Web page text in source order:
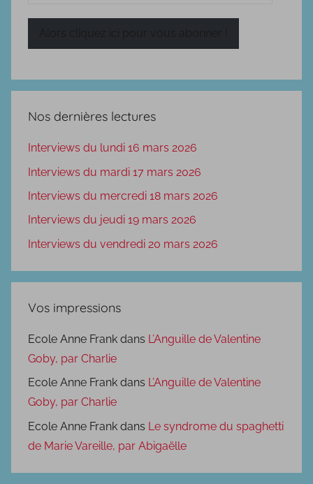
Nos dernières lectures
Interviews du lundi 16 mars 2026
Interviews du mardi 17 mars 2026
Interviews du mercredi 18 mars 2026
Interviews du jeudi 19 mars 2026
Interviews du vendredi 20 mars 2026
Vos impressions
Ecole Anne Frank dans L’Anguille de Valentine
Goby, par Charlie
Ecole Anne Frank dans L’Anguille de Valentine
Goby, par Charlie
Ecole Anne Frank dans Le syndrome du spaghetti
de Marie Vareille, par Abigaëlle